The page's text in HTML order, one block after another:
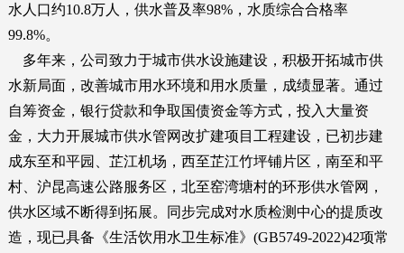
水人口约10.8万人，供水普及率98%，水质综合合格率
99.8%。
多年来，公司致力于城市供水设施建设，积极开拓城市供
水新局面，改善城市用水环境和用水质量，成绩显著。通过
自筹资金，银行贷款和争取国债资金等方式，投入大量资
金，大力开展城市供水管网改扩建项目工程建设，已初步建
成东至和平园、芷江机场，西至芷江竹坪铺片区，南至和平
村、沪昆高速公路服务区，北至窑湾塘村的环形供水管网，
供水区域不断得到拓展。同步完成对水质检测中心的提质改
造，现已具备《生活饮用水卫生标准》(GB5749-2022)42项常